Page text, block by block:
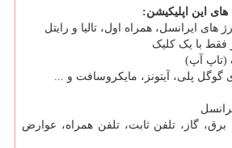
این اپلیکیشن:
ایرانسل، همراه اول، تالیا و رایتل
با یک کلیک
(تاپ آپ)
پلی، آیتونز، مایکروسافت و ...
گاز، تلفن ثابت، تلفن همراه، عوارض